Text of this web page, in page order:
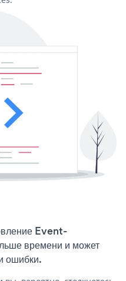
Event-
времени и может
ошибки.